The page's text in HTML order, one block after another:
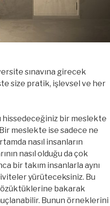
sınavına girecek
size pratik, işlevsel ve her
hissedeceğiniz bir meslekte
meslekte ise sadece ne
nasıl insanların
nasıl olduğu da çok
bir takım insanlarla aynı
yürüteceksiniz. Bu
bakarak
Bunun örneklerini